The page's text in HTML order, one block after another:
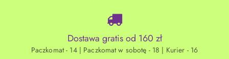
Dostawa gratis od 160 zł
Paczkomat - 14 | Paczkomat w sobotę - 18 | Kurier - 16